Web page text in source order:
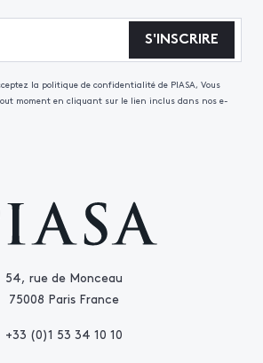
54, rue de Monceau
75008 Paris France
+33 (0)1 53 34 10 10
S'INSCRIRE
la politique de confidentialité de PIASA, Vous
moment en cliquant sur le lien inclus dans nos e-